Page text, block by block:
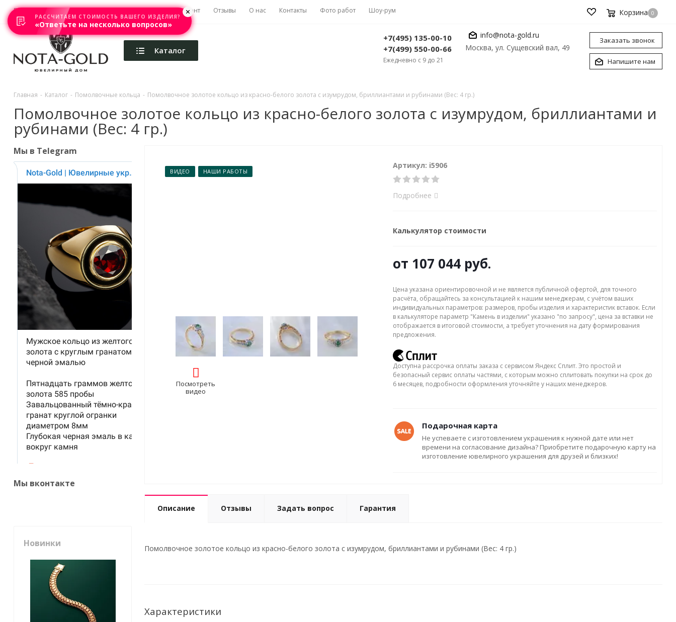
Главная Акции Каталоги Изготовление Ремонт Отзывы О нас Контакты Фото работ Шоу-рум Корзина 0
Каталог
+7(495) 135-00-10
+7(499) 550-00-66
Ежедневно с 9 до 21
info@nota-gold.ru
Москва, ул. Сущевский вал, 49
Заказать звонок
Напишите нам
Главная - Каталог - Помолвочные кольца - Помолвочное золотое кольцо из красно-белого золота с изумрудом, бриллиантами и рубинами (Вес: 4 гр.)
Помолвочное золотое кольцо из красно-белого золота с изумрудом, бриллиантами и
рубинами (Вес: 4 гр.)
ВИДЕО НАШИ РАБОТЫ
Посмотреть
видео
Артикул: i5906
Подробнее
Калькулятор стоимости
от 107 044 руб.
Цена указана ориентировочной и не является публичной офертой, для точного
расчёта, обращайтесь за консультацией к нашим менеджерам, с учётом ваших
индивидуальных параметров: размеров, пробы изделия и характеристик вставок. Если
в калькуляторе параметр "Камень в изделии" указано "по запросу", цена за вставки не
отображается в итоговой стоимости, а требует уточнения на дату формирования
предложения.
Доступна рассрочка оплаты заказа с сервисом Яндекс Сплит. Это простой и
безопасный сервис оплаты частями, с которым можно сплитовать покупки на срок до
6 месяцев, подробности оформления уточняйте у наших менеджеров.
Подарочная карта
Не успеваете с изготовлением украшения к нужной дате или нет
времени на согласование дизайна? Приобретите подарочную карту на
изготовление ювелирного украшения для друзей и близких!
Описание Отзывы Задать вопрос Гарантия
Помолвочное золотое кольцо из красно-белого золота с изумрудом, бриллиантами и рубинами (Вес: 4 гр.)
Характеристики
Мы в Telegram
Мы вконтакте
Новинки
РАССЧИТАЕМ СТОИМОСТЬ ВАШЕГО ИЗДЕЛИЯ?
«Ответьте на несколько вопросов»